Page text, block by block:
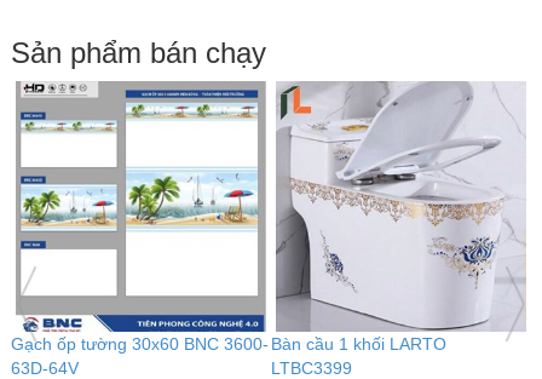
Sản phẩm bán chạy
Bàn cầu 1 khối kim cương
LARTO LTBC3339
Bàn cầu 1 khối LARTO
LTBC3389